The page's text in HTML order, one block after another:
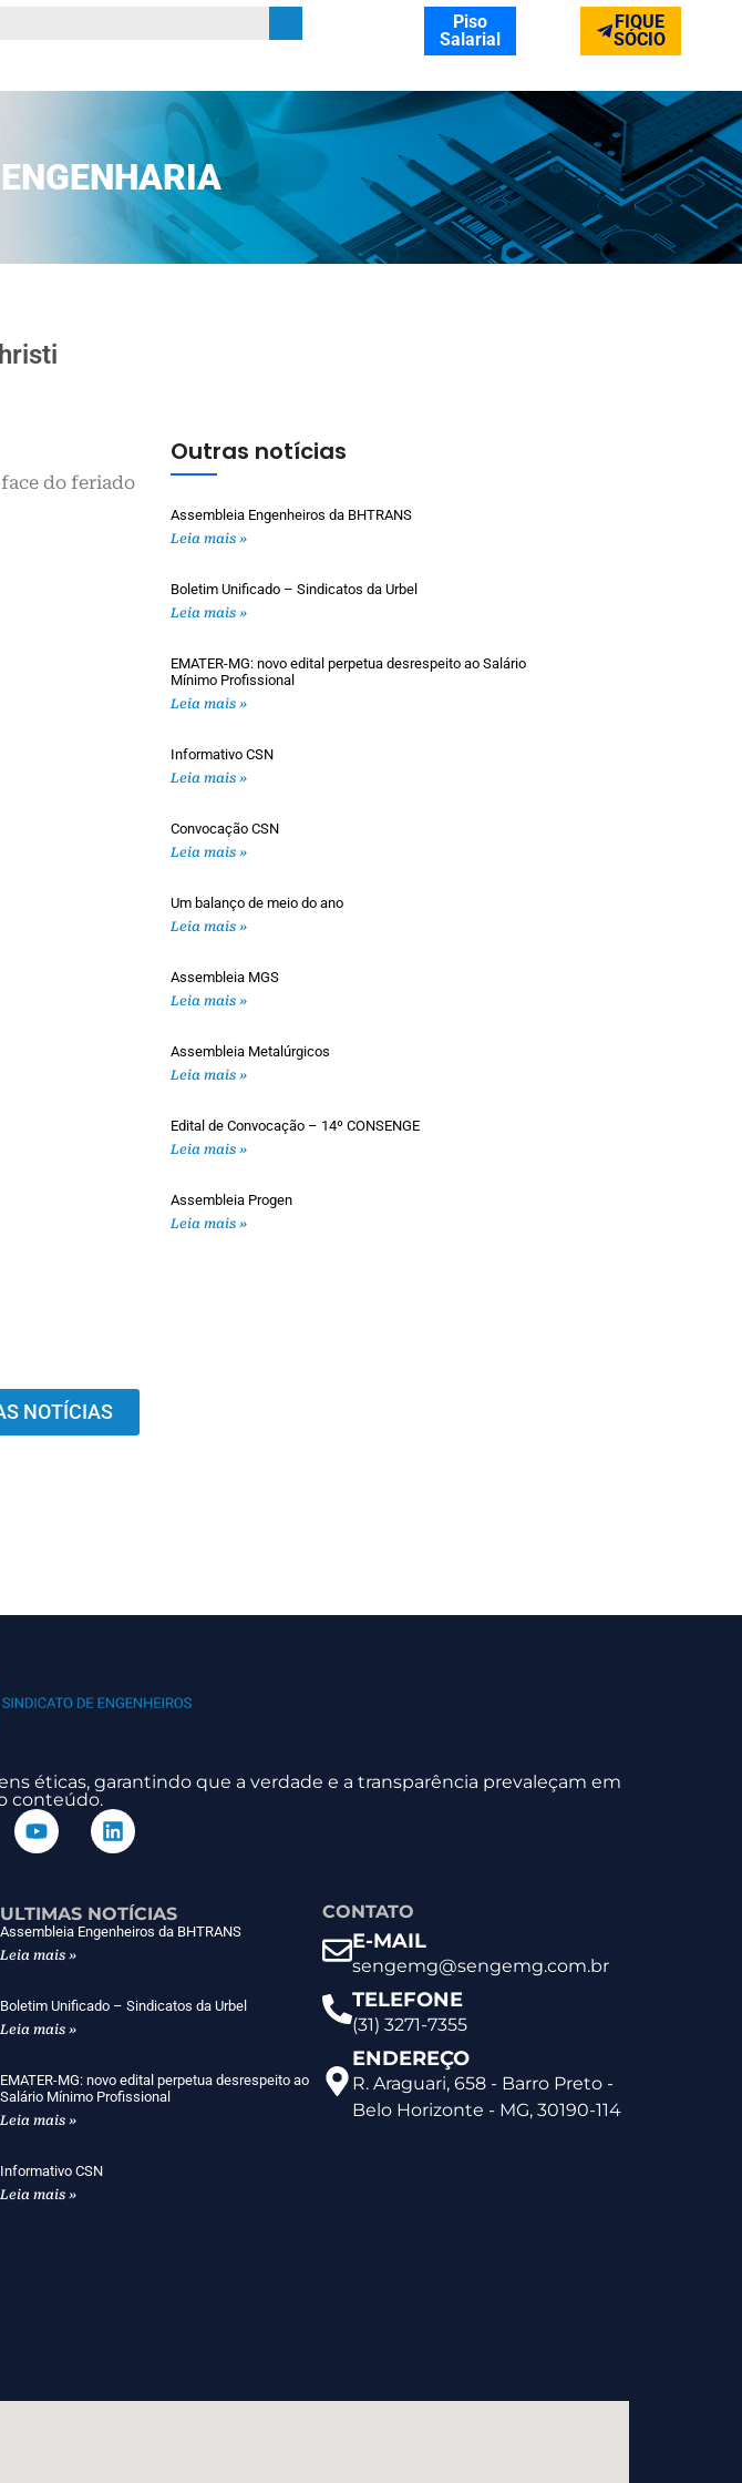
Piso
Salarial
FIQUE
SÓCIO
do feriado
Outras notícias
Assembleia Engenheiros da BHTRANS
Leia mais »
Boletim Unificado – Sindicatos da Urbel
Leia mais »
EMATER-MG: novo edital perpetua desrespeito ao Salário
Mínimo Profissional
Leia mais »
Informativo CSN
Leia mais »
Convocação CSN
Leia mais »
Um balanço de meio do ano
Leia mais »
Assembleia MGS
Leia mais »
Assembleia Metalúrgicos
Leia mais »
Edital de Convocação – 14º CONSENGE
Leia mais »
Assembleia Progen
Leia mais »
NOTÍCIAS
éticas, garantindo que a verdade e a transparência prevaleçam em
conteúdo.
ULTIMAS NOTÍCIAS
Assembleia Engenheiros da BHTRANS
Leia mais »
Boletim Unificado – Sindicatos da Urbel
Leia mais »
EMATER-MG: novo edital perpetua desrespeito ao
Salário Mínimo Profissional
Leia mais »
Informativo CSN
Leia mais »
CONTATO
E-MAIL
sengemg@sengemg.com.br
TELEFONE
(31) 3271-7355
ENDEREÇO
R. Araguari, 658 - Barro Preto -
Belo Horizonte - MG, 30190-114